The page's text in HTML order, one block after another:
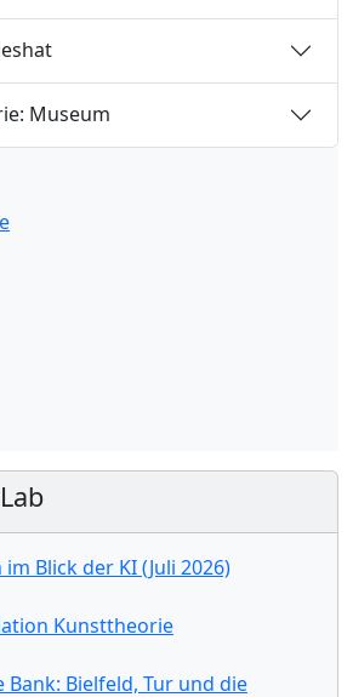
Museum
Blick der KI (Juli 2026)
Kunsttheorie
Bielfeld, Tur und die